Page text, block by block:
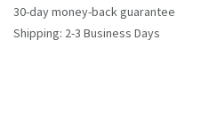
30-day money-back guarantee
Shipping: 2-3 Business Days